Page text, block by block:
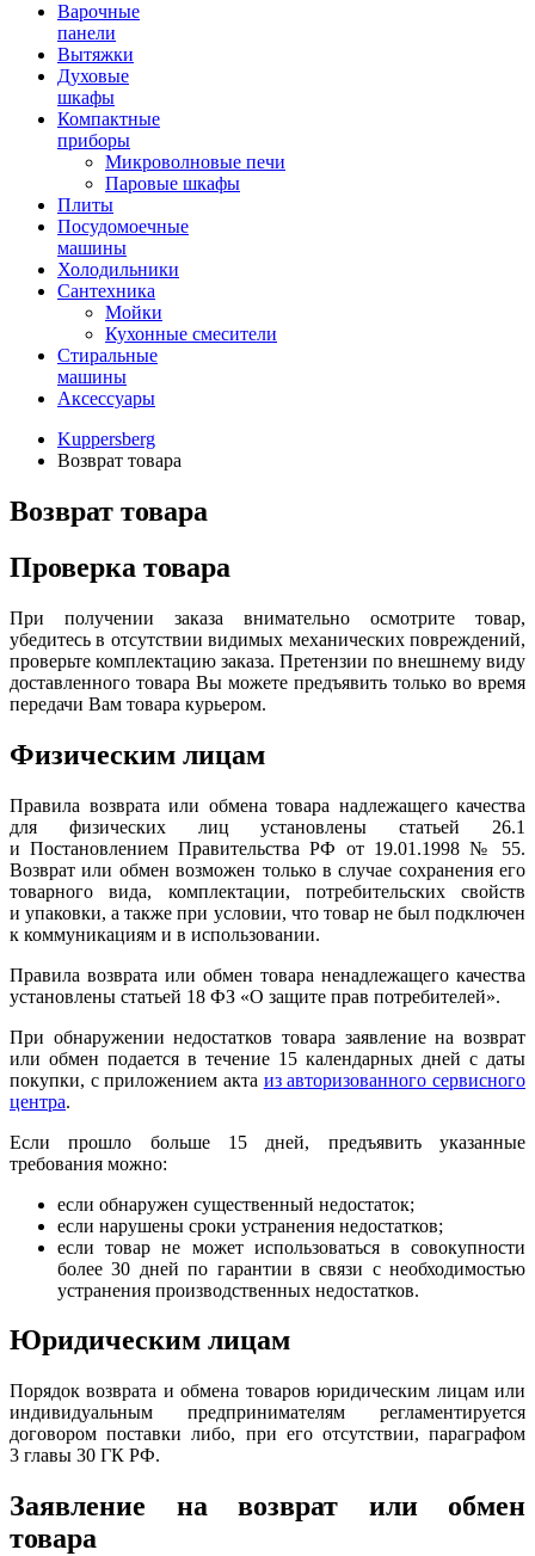
Варочные
панели
Вытяжки
Духовые
шкафы
Компактные
приборы
Микроволновые печи
Паровые шкафы
Плиты
Посудомоечные
машины
Холодильники
Сантехника
Мойки
Кухонные смесители
Стиральные
машины
Аксессуары
Kuppersberg
Возврат товара
Возврат товара
Проверка товара
При получении заказа внимательно осмотрите товар,
убедитесь в отсутствии видимых механических повреждений,
проверьте комплектацию заказа. Претензии по внешнему виду
доставленного товара Вы можете предъявить только во время
передачи Вам товара курьером.
Физическим лицам
Правила возврата или обмена товара надлежащего качества
для физических лиц установлены статьей 26.1
и Постановлением Правительства РФ от 19.01.1998 № 55.
Возврат или обмен возможен только в случае сохранения его
товарного вида, комплектации, потребительских свойств
и упаковки, а также при условии, что товар не был подключен
к коммуникациям и в использовании.
Правила возврата или обмен товара ненадлежащего качества
установлены статьей 18 ФЗ «О защите прав потребителей».
При обнаружении недостатков товара заявление на возврат
или обмен подается в течение 15 календарных дней с даты
покупки, с приложением акта из авторизованного сервисного
центра.
Если прошло больше 15 дней, предъявить указанные
требования можно:
если обнаружен существенный недостаток;
если нарушены сроки устранения недостатков;
если товар не может использоваться в совокупности
более 30 дней по гарантии в связи с необходимостью
устранения производственных недостатков.
Юридическим лицам
Порядок возврата и обмена товаров юридическим лицам или
индивидуальным предпринимателям регламентируется
договором поставки либо, при его отсутствии, параграфом
3 главы 30 ГК РФ.
Заявление на возврат или обмен
товара